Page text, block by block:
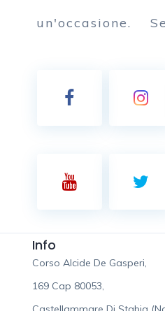
un'occasione.
Info
Corso Alcide De Gasperi,
169 Cap 80053,